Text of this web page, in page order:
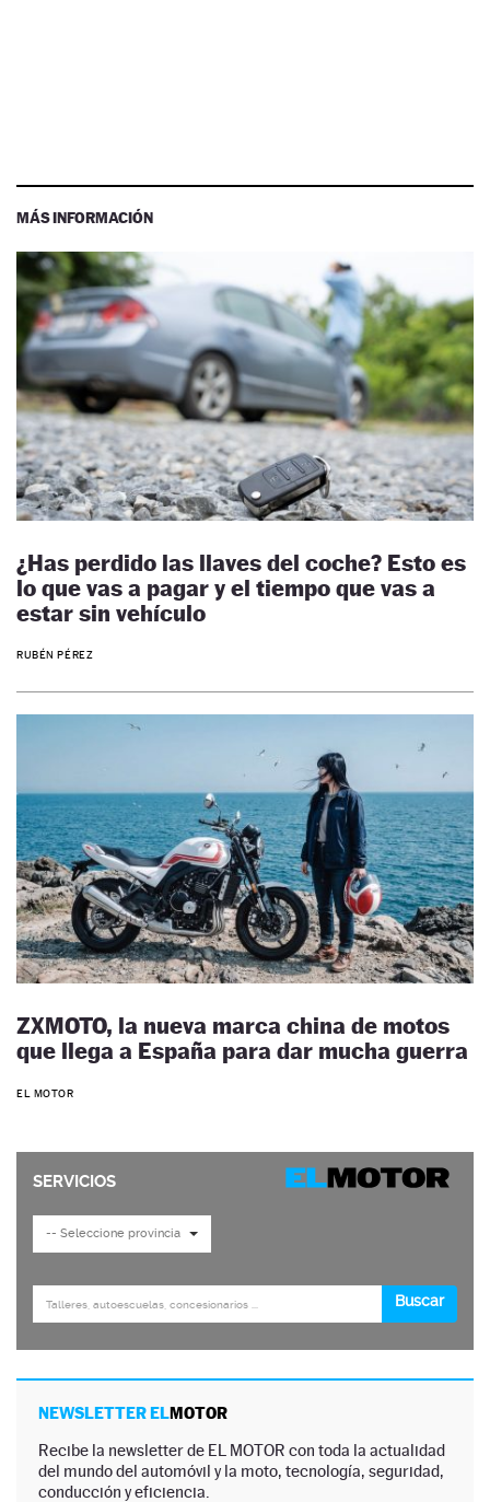
MÁS INFORMACIÓN
¿Has perdido las llaves del coche? Esto es
lo que vas a pagar y el tiempo que vas a
estar sin vehículo
RUBÉN PÉREZ
ZXMOTO, la nueva marca china de motos
que llega a España para dar mucha guerra
EL MOTOR
NEWSLETTER ELMOTOR
Recibe la newsletter de EL MOTOR con toda la actualidad
del mundo del automóvil y la moto, tecnología, seguridad,
conducción y eficiencia.